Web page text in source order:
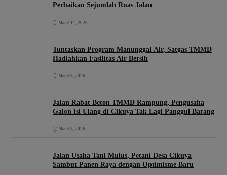
Perbaikan Sejumlah Ruas Jalan
Maret 11, 2026
Tuntaskan Program Manunggal Air, Satgas TMMD
Hadiahkan Fasilitas Air Bersih
Maret 8, 2026
Jalan Rabat Beton TMMD Rampung, Pengusaha
Galon Isi Ulang di Cikuya Tak Lagi Panggul Barang
Maret 8, 2026
Jalan Usaha Tani Mulus, Petani Desa Cikuya
Sambut Panen Raya dengan Optimisme Baru